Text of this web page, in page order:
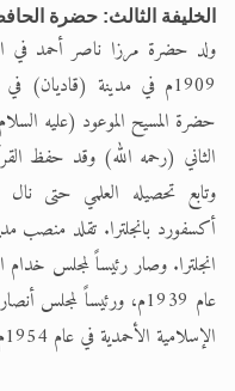
الخليفة الثالث: حضرة
ولد حضرة مرزا ناصر أحمد في
1909م في مدينة (قاديان)
حضرة المسيح الموعود (عليه
الثاني (رحمه الله) وقد حفظ
وتابع تحصيله العلمي حتى
أكسفورد بانجلترا. تقلد منصب
انجلترا. وصار رئيساً لمجلس خدام
عام 1939م، ورئيساً
الإسلامية الأحمدية في عام 1954م.